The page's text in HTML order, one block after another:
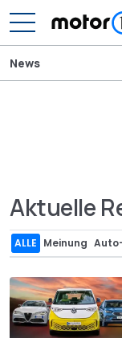
News
Aktuelle
ALLE Meinung